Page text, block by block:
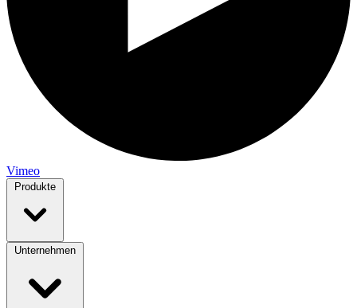
Vimeo
Produkte
Unternehmen